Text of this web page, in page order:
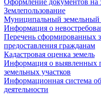
Оформление документов на
Землепользование
Муниципальный земельный
Информация о
Перечень сформированных
предоставления гражданам
Кадастровая оценка земель
Информация о выявленных
земельных участков
Информационная система
деятельности